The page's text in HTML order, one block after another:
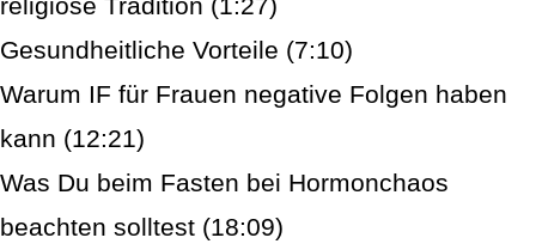
Gesundheitliche Vorteile (7:10)
Warum IF für Frauen negative Folgen haben
kann (12:21)
Was Du beim Fasten bei Hormonchaos
beachten solltest (18:09)